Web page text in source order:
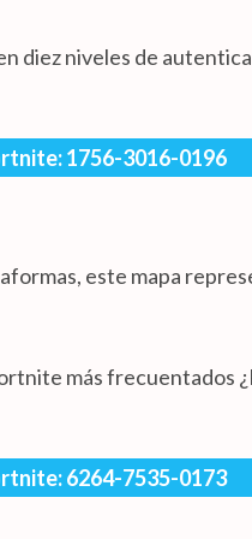
diez niveles de
1756-3016-0196
este mapa
más frecuentados
6264-7535-0173